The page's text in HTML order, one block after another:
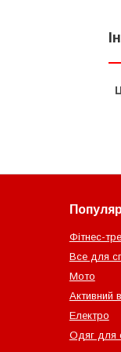
Фітнес-
Все для
Мото
Активний
Електро
Одяг для